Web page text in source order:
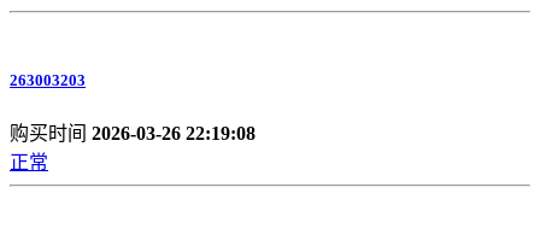
263003203
购买时间 2026-03-26 22:19:08
正常